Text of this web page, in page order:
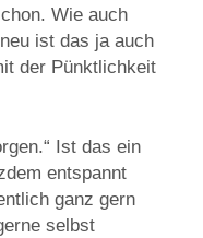
Wie auch
ist das ja auch
der Pünktlichkeit
Ist das ein
entspannt
ganz gern
selbst